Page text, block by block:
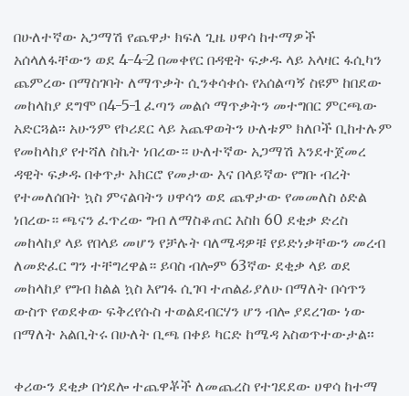
በሁለተኛው አጋማሽ የጨዋታ ክፍለ ጊዜ ሀዋሳ ከተማዎች
አሰላለፋቸውን ወደ 4-4-2 በመቀየር በዳዊት ፍቃዱ ላይ አላዛር ፋሲካን
ጨምረው በማስገባት ለማጥቃት ሲንቀሳቀሱ የአሰልጣኝ ስዩም ከበደው
መከላከያ ደግሞ በ4-5-1 ፈጣን መልሶ ማጥቃትን መተግበር ምርጫው
አድርጓል፡፡ አሁንም የኮሪደር ላይ አጨዋወትን ሁለቱም ክለቦች ቢከተሉም
የመከላከያ የተሻለ ስኬት ነበረው። ሁለተኛው አጋማሽ እንደተጀመረ
ዳዊት ፍቃዱ በቀጥታ አክርሮ የመታው እና በላይኛው የግቡ ብረት
የተመለሰበት ኳስ ምናልባትን ሀዋሳን ወደ ጨዋታው የመመለስ ዕድል
ነበረው። ጫናን ፈጥረው ግብ ለማስቆጠር እስከ 60 ደቂቃ ድረስ
መከላከያ ላይ የበላይ መሆን የቻሉት ባለሜዳዎቹ የይድነቃቸውን መረብ
ለመድፈር ግን ተቸግረዋል። ይባስ ብሎም 63ኛው ደቂቃ ላይ ወደ
መከላከያ የግብ ክልል ኳስ እየገፋ ሲገባ ተጠልፊያለሁ በማለት በሳጥን
ውስጥ የወደቀው ፍቅረየሱስ ተወልደብርሃን ሆን ብሎ ያደረገው ነው
በማለት አልቢትሩ በሁለት ቢጫ በቀይ ካርድ ከሜዳ አስወጥተውታል፡፡
ቀሪውን ደቂቃ በጎደሎ ተጨዋቾች ለመጨረስ የተገደደው ሀዋሳ ከተማ